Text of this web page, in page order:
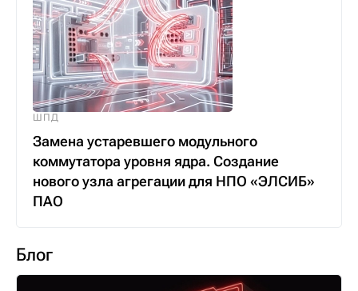
ШПД
Замена устаревшего модульного
коммутатора уровня ядра. Создание
нового узла агрегации для НПО «ЭЛСИБ»
ПАО
Блог